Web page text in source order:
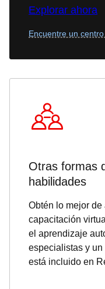
Explorar ahora
Encuentre un
Otras formas
habilidades
Obtén lo mejor
capacitación
el aprendizaje
especialistas y
está incluido en